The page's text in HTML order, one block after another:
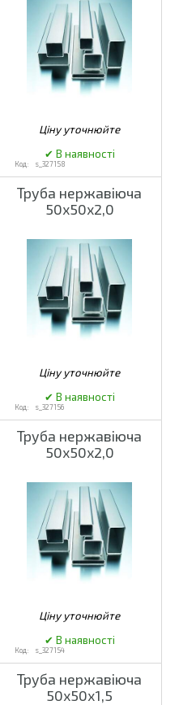
s_327158
Труба нержавіюча
50х50х2,0
s_327156
Труба нержавіюча
50х50х2,0
s_327154
Труба нержавіюча
50х50х1,5